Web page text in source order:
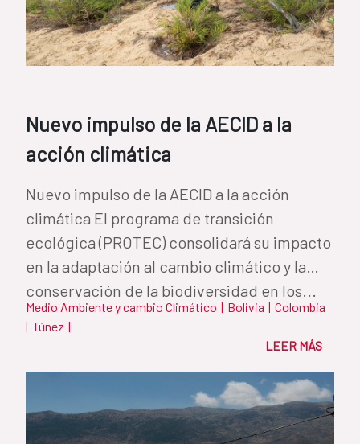
Nuevo impulso de la AECID a la
acción climática
Nuevo impulso de la AECID a la acción
climática El programa de transición
ecológica (PROTEC) consolidará su impacto
en la adaptación al cambio climático y la
conservación de la biodiversidad en los...
Medio Ambiente y cambio Climático | Bolivia | Colombia
| Túnez |
LEER MÁS